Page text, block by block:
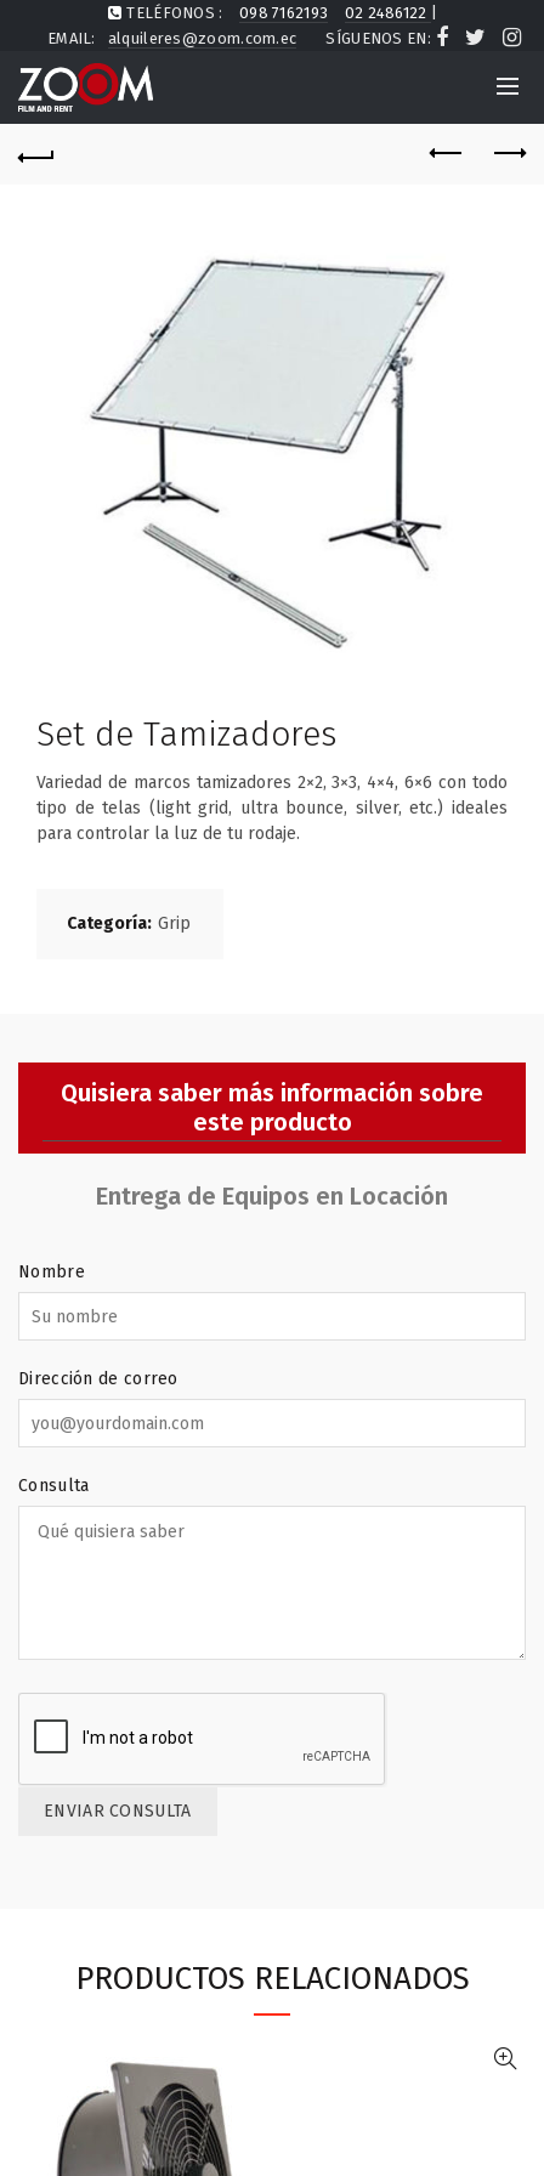
TELÉFONOS : 098 7162193 02 2486122
EMAIL:
alquileres@zoom.com.ec SÍGUENOS EN:
Set de Tamizadores
Variedad de marcos tamizadores 2×2, 3×3, 4×4, 6×6 con todo
tipo de telas (light grid, ultra bounce, silver, etc.) ideales
para controlar la luz de tu rodaje.
Categoría: Grip
Quisiera saber más información sobre
este producto
Entrega de Equipos en Locación
Nombre
Dirección de correo
Consulta
PRODUCTOS RELACIONADOS